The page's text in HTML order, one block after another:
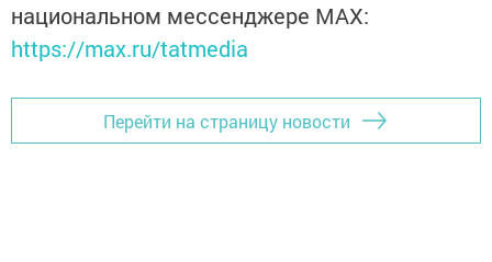
национальном мессенджере MАХ:
https://max.ru/tatmedia
Перейти на страницу новости